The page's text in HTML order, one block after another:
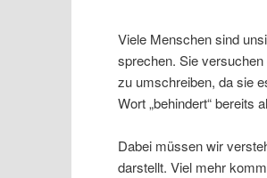
Viele Menschen sind
sprechen. Sie
zu umschreiben, da sie
Wort „behindert“ bereits
Dabei müssen wir
darstellt. Viel mehr